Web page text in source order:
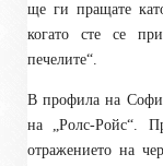
ще ги пращате
когато сте се
печелите“.
В профила на
на „Ролс-Ройс“.
отражението на